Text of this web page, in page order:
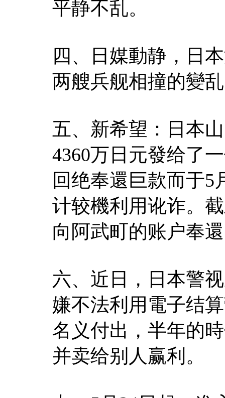
平静不乱。
四、日媒動静，日
两艘兵舰相撞的變
五、新希望：日本
4360万日元發给了
回绝奉還巨款而于5
计较機利用讹诈。
向阿武町的账户奉
六、近日，日本警
嫌不法利用電子结
名义付出，半年的
并卖给别人赢利。